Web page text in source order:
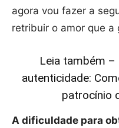
agora vou fazer a
retribuir o amor que a
Leia também –
autenticidade:
patrocínio
A dificuldade para